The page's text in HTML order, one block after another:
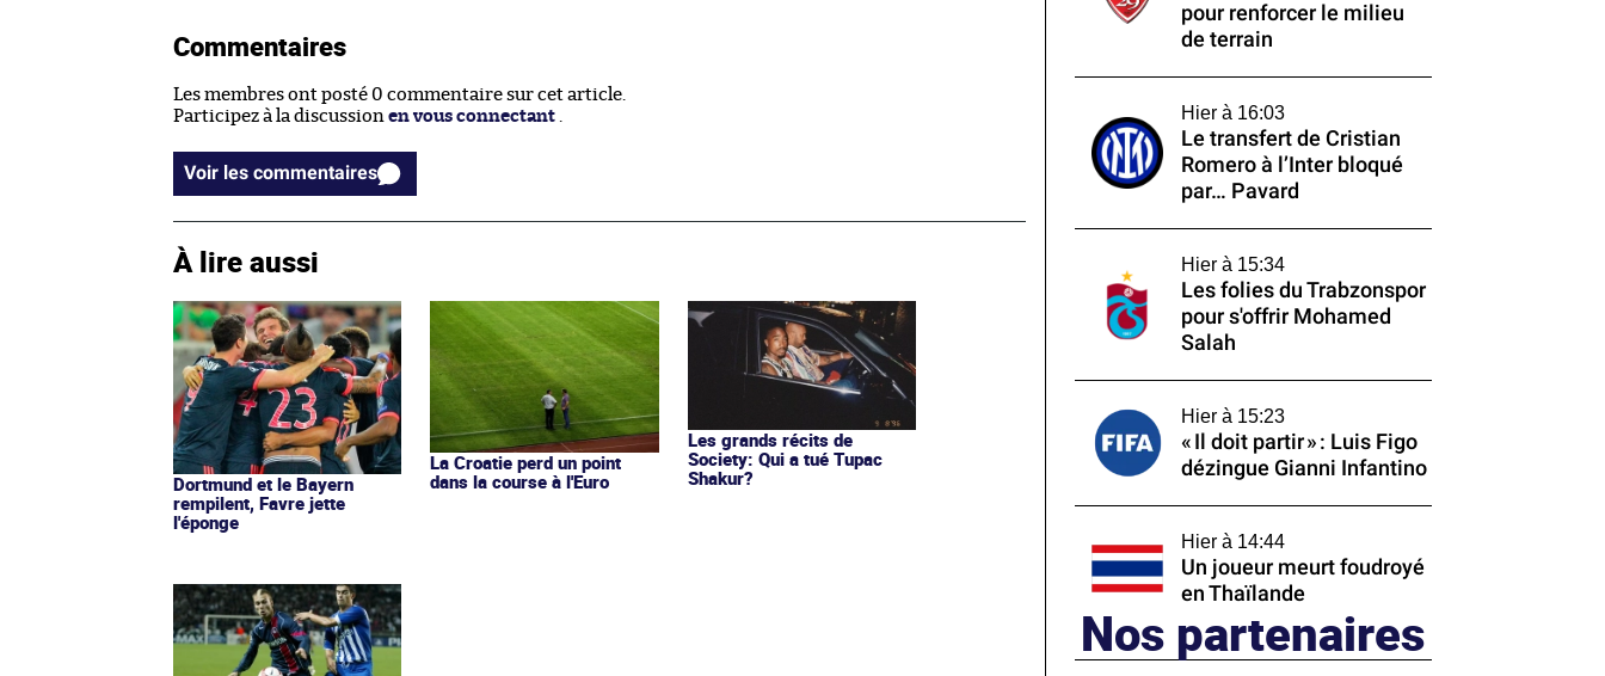
Commentaires
Les membres ont posté 0 commentaire sur cet article.
Participez à la discussion en vous connectant
Voir les commentaires
À lire aussi
Dortmund et le Bayern
rempilent, Favre jette
l'éponge
La Croatie perd un point
dans la course à l'Euro
Les grands récits de
Society: Qui a tué Tupac
Shakur?
pour renforcer le milieu
de terrain
Hier à 16:03
Le transfert de Cristian
Romero à l’Inter bloqué
par… Pavard
Hier à 15:34
Les folies du Trabzonspor
pour s'offrir Mohamed
Salah
Hier à 15:23
« Il doit partir » : Luis Figo
dézingue Gianni Infantino
Hier à 14:44
Un joueur meurt foudroyé
en Thaïlande
Nos partenaires